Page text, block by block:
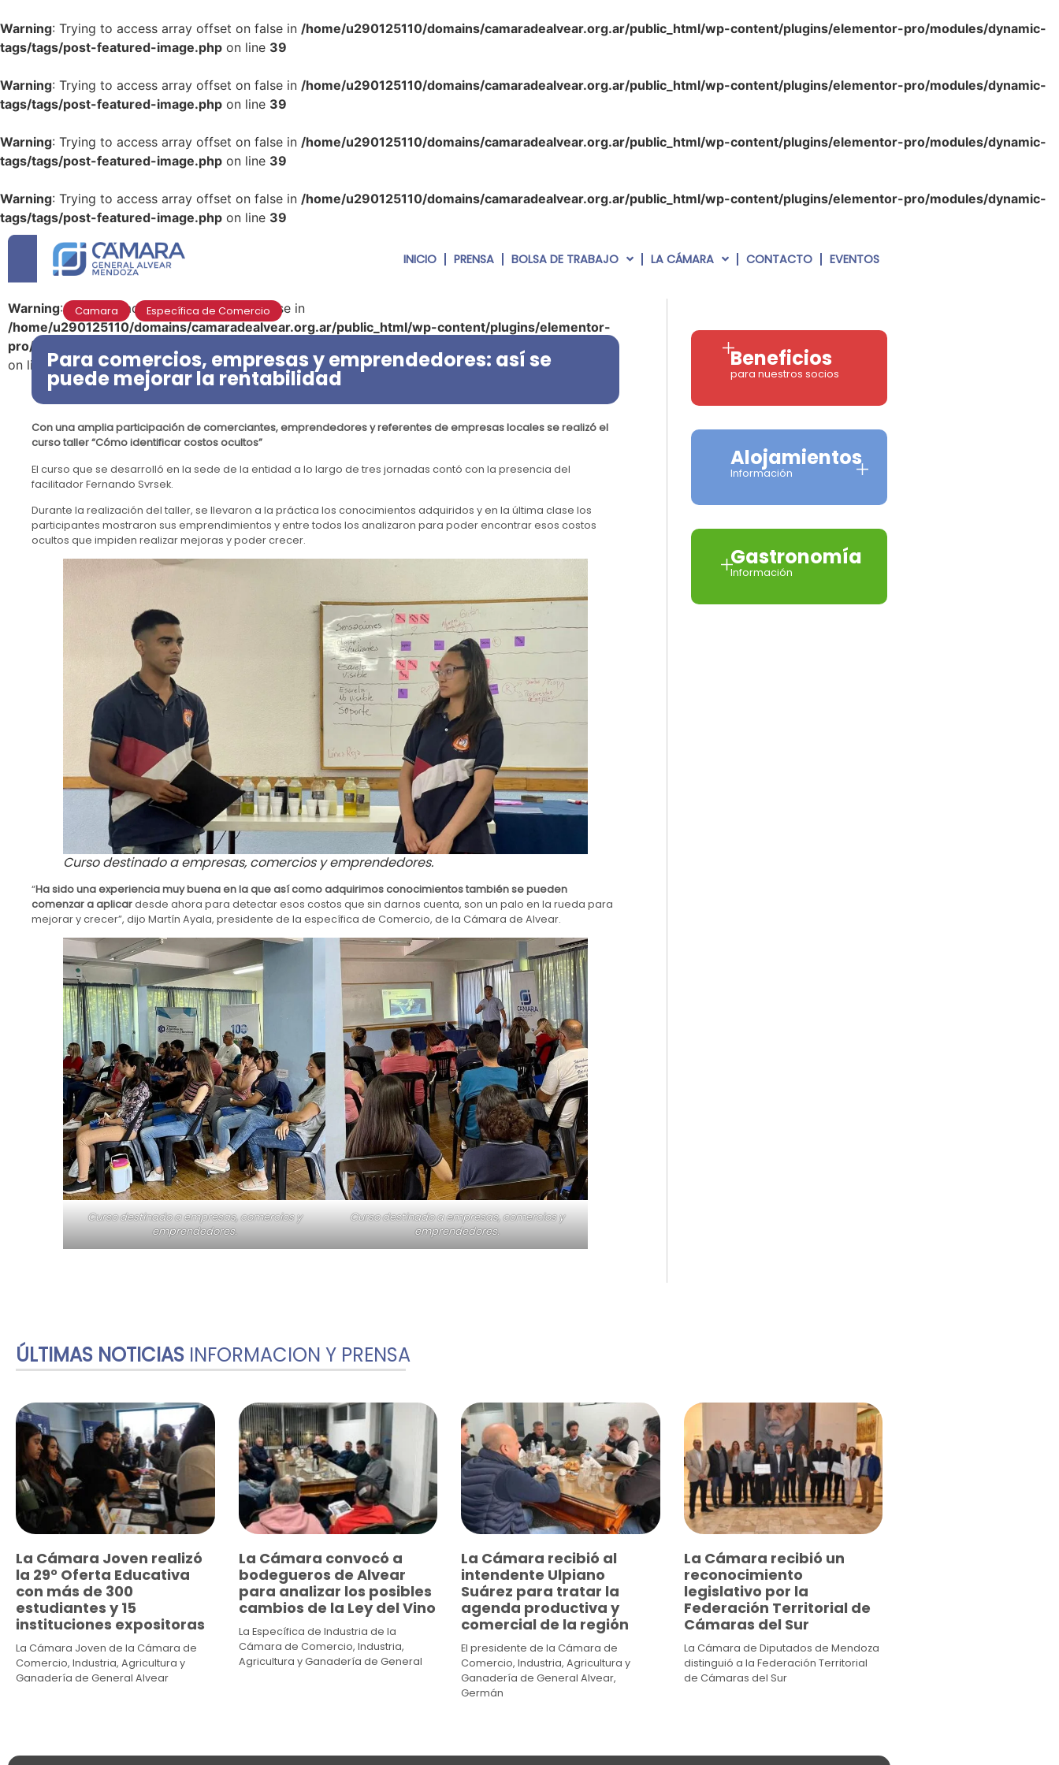
Warning: Trying to access array offset on false in /home/u290125110/domains/camaradealvear.org.ar/public_html/wp-content/plugins/elementor-pro/modules/dynamic-
tags/tags/post-featured-image.php on line 39
Warning: Trying to access array offset on false in /home/u290125110/domains/camaradealvear.org.ar/public_html/wp-content/plugins/elementor-pro/modules/dynamic-
tags/tags/post-featured-image.php on line 39
Warning: Trying to access array offset on false in /home/u290125110/domains/camaradealvear.org.ar/public_html/wp-content/plugins/elementor-pro/modules/dynamic-
tags/tags/post-featured-image.php on line 39
Warning: Trying to access array offset on false in /home/u290125110/domains/camaradealvear.org.ar/public_html/wp-content/plugins/elementor-pro/modules/dynamic-
tags/tags/post-featured-image.php on line 39
INICIO PRENSA BOLSA DE TRABAJO LA CÁMARA CONTACTO EVENTOS
Warning: Trying to access array offset on false in
/home/u290125110/domains/camaradealvear.org.ar/public_html/wp-content/plugins/elementor-
pro/modules/dynamic-tags/tags/post-featured-image.php
on line 39
Camara , Específica de Comercio
Para comercios, empresas y emprendedores: así se
puede mejorar la rentabilidad
Con una amplia participación de comerciantes, emprendedores y referentes de empresas locales se realizó el
curso taller “Cómo identificar costos ocultos”
El curso que se desarrolló en la sede de la entidad a lo largo de tres jornadas contó con la presencia del
facilitador Fernando Svrsek.
Durante la realización del taller, se llevaron a la práctica los conocimientos adquiridos y en la última clase los
participantes mostraron sus emprendimientos y entre todos los analizaron para poder encontrar esos costos
ocultos que impiden realizar mejoras y poder crecer.
Curso destinado a empresas, comercios y emprendedores.
“Ha sido una experiencia muy buena en la que así como adquirimos conocimientos también se pueden
comenzar a aplicardesde ahora para detectar esos costos que sin darnos cuenta, son un palo en la rueda para
mejorar y crecer”, dijo Martín Ayala, presidente de la específica de Comercio, de la Cámara de Alvear.
Curso destinado a empresas, comercios y
emprendedores.
Curso destinado a empresas, comercios y
emprendedores.
Beneficios
para nuestros socios
Alojamientos
Información
Gastronomía
Información
ÚLTIMAS NOTICIAS INFORMACION Y PRENSA
La Cámara Joven realizó
la 29° Oferta Educativa
con más de 300
estudiantes y 15
instituciones expositoras
La Cámara Joven de la Cámara de
Comercio, Industria, Agricultura y
Ganadería de General Alvear
La Cámara convocó a
bodegueros de Alvear
para analizar los posibles
cambios de la Ley del Vino
La Específica de Industria de la
Cámara de Comercio, Industria,
Agricultura y Ganadería de General
La Cámara recibió al
intendente Ulpiano
Suárez para tratar la
agenda productiva y
comercial de la región
El presidente de la Cámara de
Comercio, Industria, Agricultura y
Ganadería de General Alvear,
Germán
La Cámara recibió un
reconocimiento
legislativo por la
Federación Territorial de
Cámaras del Sur
La Cámara de Diputados de Mendoza
distinguió a la Federación Territorial
de Cámaras del Sur